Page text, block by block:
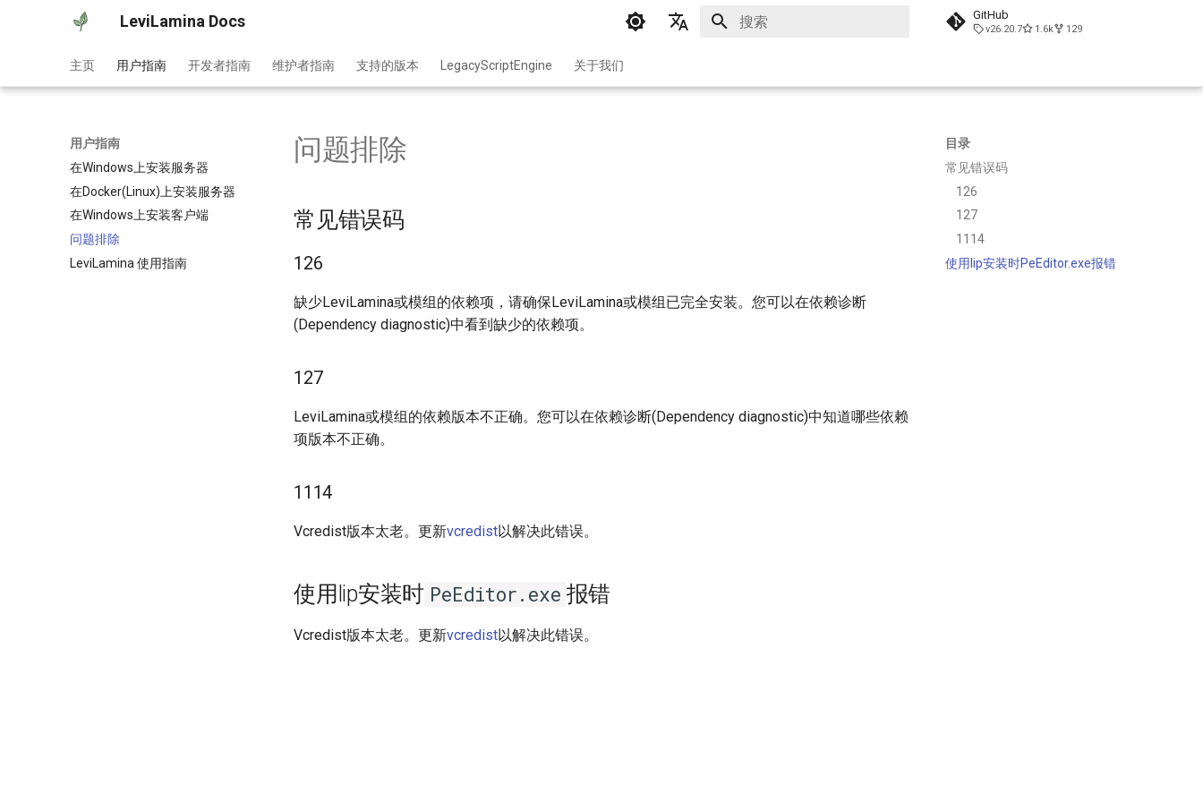
LeviLamina Docs
中文
GitHub
v26.20.7 1.6k 129
主页 用户指南 开发者指南 维护者指南 支持的版本 LegacyScriptEngine 关于我们
用户指南
在Windows上安装服务器
在Docker(Linux)上安装服务器
在Windows上安装客户端
问题排除
LeviLamina 使用指南
目录
常见错误码
126
127
1114
使用lip安装时PeEditor.exe报错
问题排除
常见错误码
126
缺少LeviLamina或模组的依赖项，请确保LeviLamina或模组已完全安装。您可以在依赖诊断
(Dependency diagnostic)中看到缺少的依赖项。
127
LeviLamina或模组的依赖版本不正确。您可以在依赖诊断(Dependency diagnostic)中知道哪些依赖
项版本不正确。
1114
Vcredist版本太老。更新vcredist以解决此错误。
使用lip安装时 PeEditor.exe 报错
Vcredist版本太老。更新vcredist以解决此错误。